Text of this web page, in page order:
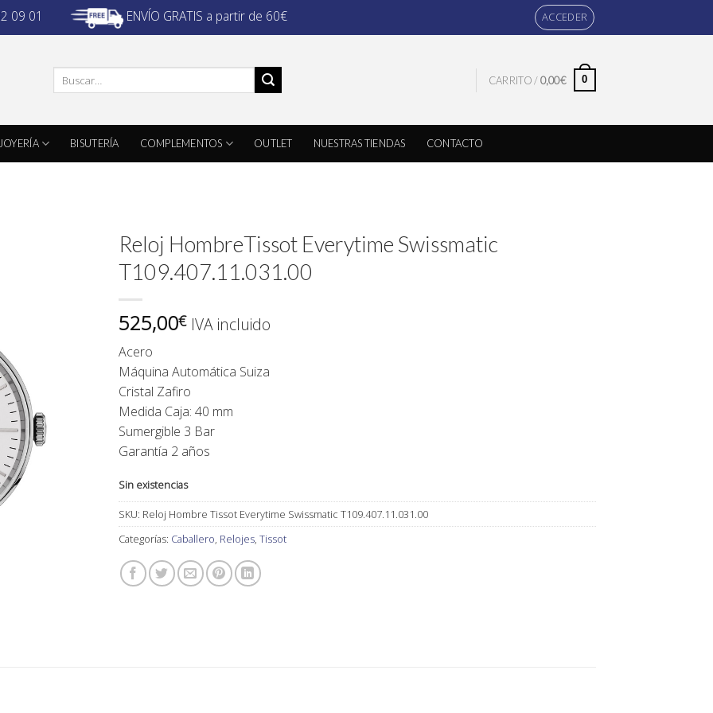
09 01 ENVÍO GRATIS a partir de 60€ ACCEDER
por:
CARRITO /0,00€ 0
JOYERÍA BISUTERÍA COMPLEMENTOS OUTLET NUESTRAS TIENDAS CONTACTO
Reloj HombreTissot Everytime Swissmatic
T109.407.11.031.00
525,00€ IVA incluido
Acero
Máquina Automática Suiza
Cristal Zafiro
Medida Caja: 40 mm
Sumergible 3 Bar
Garantía 2 años
Sin existencias
SKU: Reloj Hombre Tissot Everytime Swissmatic T109.407.11.031.00
Categorías: Caballero Relojes Tissot